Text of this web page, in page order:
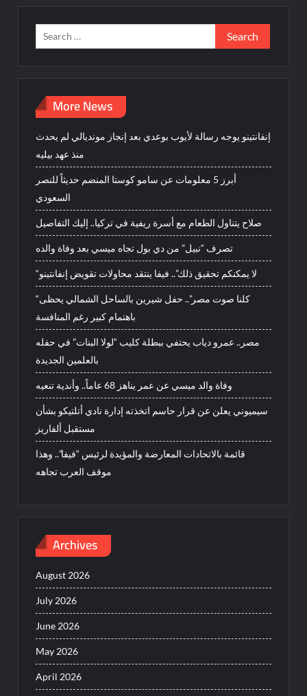
Search
for:
More News
إنفانتينو يوجه رسالة لأيوب بوعدي بعد إنجاز مونديالي لم يحدث
منذ عهد بيليه
أبرز 5 معلومات عن سامو كوستا المنضم حديثاً للنصر
السعودي
صلاح يتناول الطعام مع أسرة ريفية في تركيا.. إليك التفاصيل
تصرف “نبيل” من دي بول تجاه ميسي بعد وفاة والده
“لا يمكنكم تحقيق ذلك”.. فيفا ينتقد محاولات تقويض إنفانتينو
“كلنا صوت مصر”.. حفل شيرين بالساحل الشمالي يحظى
باهتمام كبير رغم المنافسة
مصر.. عمرو دياب يحتفي ببطلة كليب “لولا البنات” في حفله
بالعلمين الجديدة
وفاة والد ميسي عن عمر يناهز 68 عاماً.. وأندية تنعيه
سيميوني يعلن عن قرار حاسم اتخذته إدارة نادي أتلتيكو بشأن
مستقبل ألفاريز
قائمة بالاتحادات المعارضة والمؤيدة لرئيس “فيفا”.. وهذا
موقف العرب تجاهه
Archives
August 2026
July 2026
June 2026
May 2026
April 2026